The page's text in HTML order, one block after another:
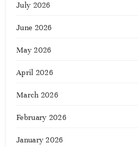
July 2026
June 2026
May 2026
April 2026
March 2026
February 2026
January 2026